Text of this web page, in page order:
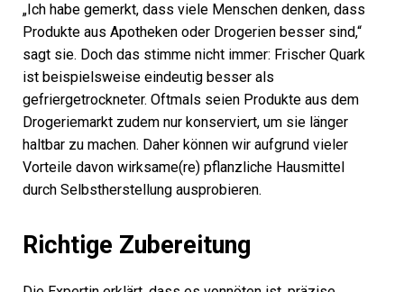
„Ich habe gemerkt, dass viele Menschen denken, dass
Produkte aus Apotheken oder Drogerien besser sind,“
sagt sie. Doch das stimme nicht immer: Frischer Quark
ist beispielsweise eindeutig besser als
gefriergetrockneter. Oftmals seien Produkte aus dem
Drogeriemarkt zudem nur konserviert, um sie länger
haltbar zu machen. Daher können wir aufgrund vieler
Vorteile davon wirksame(re) pflanzliche Hausmittel
durch Selbstherstellung ausprobieren.
Richtige Zubereitung